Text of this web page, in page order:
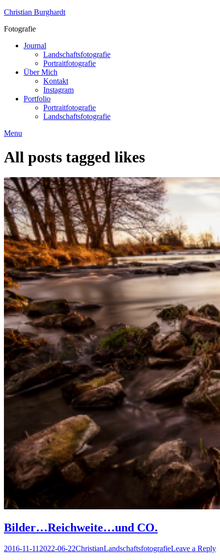
Skip
content
Christian Burghardt
Fotografie
Journal
Landschaftsfotografie
Portraitfotografie
Über Mich
Kontakt
Instagram
Portfolio
Portraitfotografie
Landschaftsfotografie
Menu
All posts tagged likes
Bilder…Reichweite…und CO.
Posted
2016-11-11 2022-06-22Author
ChristianPosted
LandschaftsfotografieLeave a Reply